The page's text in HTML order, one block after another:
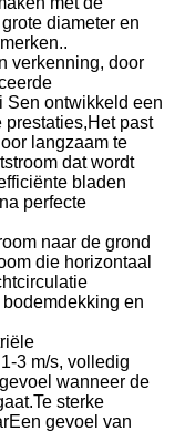
diameter en
verkenning, door
Sen ontwikkeld een
past
langzaam te
dat wordt
bladen
perfecte
naar de grond
die horizontaal
en
3 m/s, volledig
wanneer de
sterke
gevoel van